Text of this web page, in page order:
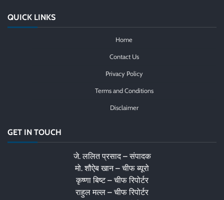
QUICK LINKS
Home
Contact Us
Privacy Policy
Terms and Conditions
Disclaimer
GET IN TOUCH
जे. ललित प्रसाद – संपादक
मो. शौऐब खान – चीफ ब्यूरो
कृष्णा बिष्ट – चीफ रिपोर्टर
राहुल मल्ल – चीफ रिपोर्टर